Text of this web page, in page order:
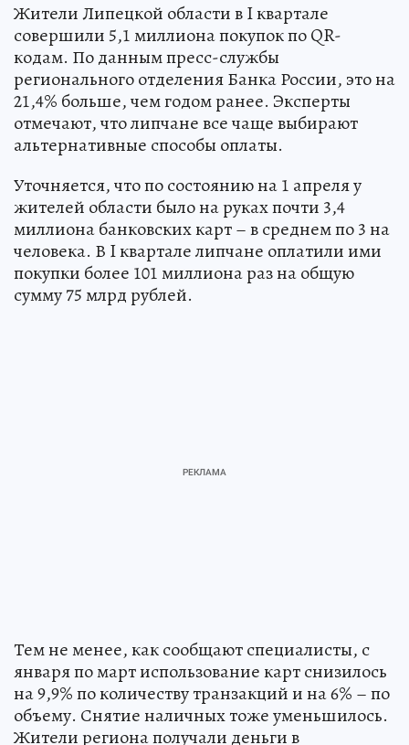
Жители Липецкой области в I квартале
совершили 5,1 миллиона покупок по QR-
кодам. По данным пресс-службы
регионального отделения Банка России, это на
21,4% больше, чем годом ранее. Эксперты
отмечают, что липчане все чаще выбирают
альтернативные способы оплаты.
Уточняется, что по состоянию на 1 апреля у
жителей области было на руках почти 3,4
миллиона банковских карт – в среднем по 3 на
человека. В I квартале липчане оплатили ими
покупки более 101 миллиона раз на общую
сумму 75 млрд рублей.
Тем не менее, как сообщают специалисты, с
января по март использование карт снизилось
на 9,9% по количеству транзакций и на 6% – по
объему. Снятие наличных тоже уменьшилось.
Жители региона получали деньги в